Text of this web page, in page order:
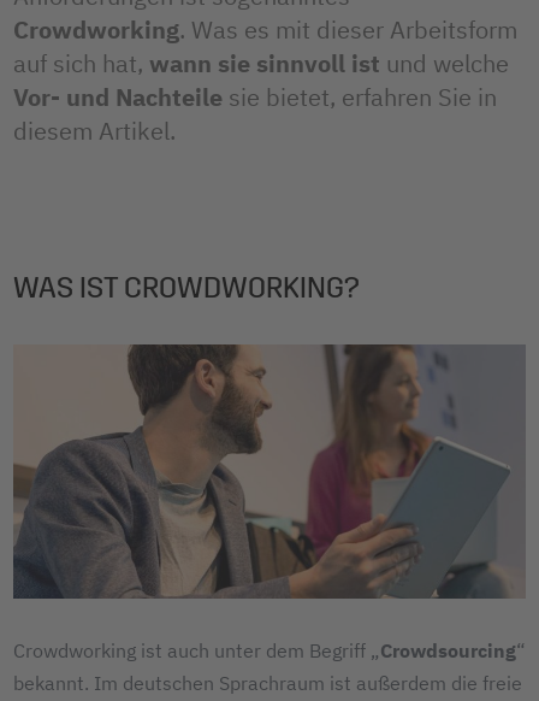
Crowdworking. Was es mit dieser Arbeitsform
auf sich hat, wann sie sinnvoll ist und welche
Vor- und Nachteile sie bietet, erfahren Sie in
diesem Artikel.
WAS IST CROWDWORKING?
Crowdworking ist auch unter dem Begriff „Crowdsourcing“
bekannt. Im deutschen Sprachraum ist außerdem die freie